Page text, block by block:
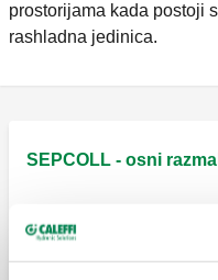
prostorijama kada postoji
rashladna jedinica.
SEPCOLL - osni